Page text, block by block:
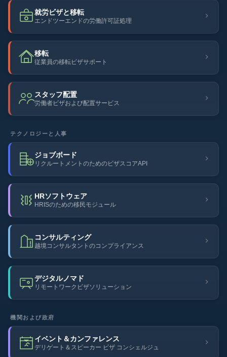
就労ビザと移転
エンドツーエンドの労働許可証処理
移転
従業員の移転ビザサポート
スタッフ配置
労働者ビザおよび配置サービス
テクノロジーと人事
ジョブボード
リクルートメントのためのビザスコアAPI
HRソフトウェア
HRISのための移民モジュール
コンサルティング
越境コンサルタントのコンプライアンス
デジタルノマド
リモートワークビザソリューション
機関および政府
イベント＆カンファレンス
デリゲート＆スピーカー ビザ コンシェルジュ